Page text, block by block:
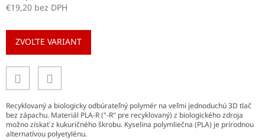
€19,20 bez DPH
ZVOĽTE VARIANT
Recyklovaný a biologicky odbúrateľný polymér na veľmi jednoduchú 3D tlač
bez zápachu. Materiál PLA-R ("-R" pre recyklovaný) z biologického zdroja
možno získať z kukuričného škrobu. Kyselina polymliečna (PLA) je prírodnou
alternatívou polyetylénu.